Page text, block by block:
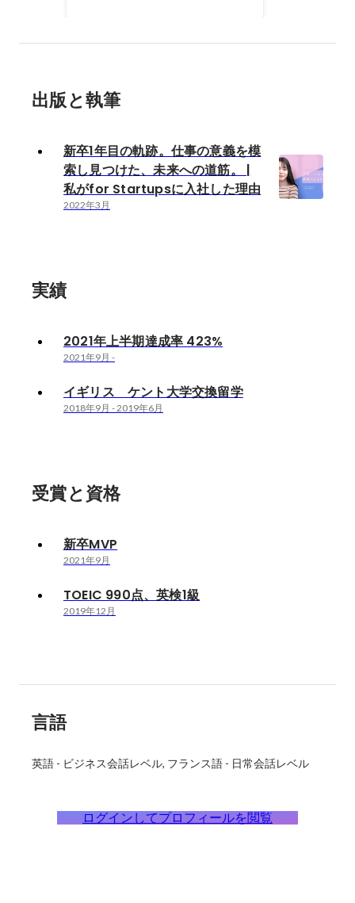
出版と執筆
新卒1年目の軌跡。仕事の意義を模
索し見つけた、未来への道筋。 |
私がfor Startupsに入社した理由
2022年3月
実績
2021年上半期達成率 423%
2021年9月 -
イギリス ケント大学交換留学
2018年9月 -2019年6月
受賞と資格
新卒MVP
2021年9月
TOEIC 990点、英検1級
2019年12月
言語
英語 - ビジネス会話レベル フランス語 - 日常会話レベル
ログインしてプロフィールを閲覧